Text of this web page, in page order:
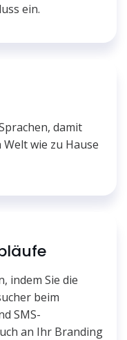
ein.
damit
wie zu Hause
indem Sie die
beim
SMS-
an Ihr Branding